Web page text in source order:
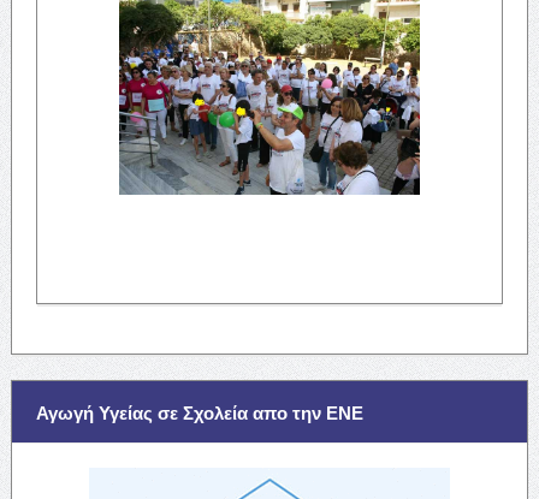
Αγωγή Υγείας σε Σχολεία απο την ΕΝΕ